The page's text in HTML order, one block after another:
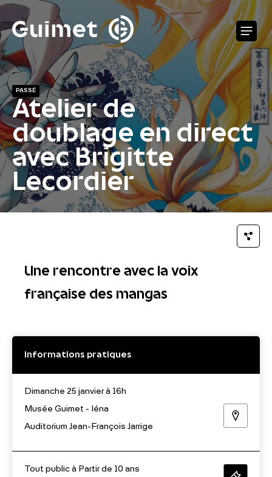
PASSÉ
Atelier de
doublage en direct
avec Brigitte
Lecordier
Une rencontre avec la voix
française des mangas
Informations pratiques
Dimanche 25 janvier à 16h
Musée Guimet - Iéna
Auditorium Jean-François Jarrige
Tout public à Partir de 10 ans
Panneau de gestion des cookies